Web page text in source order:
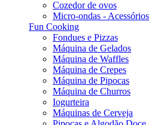
Cozedor de ovos
Micro-ondas - Acessórios
Fun Cooking
Fondues e Pizzas
Máquina de Gelados
Máquina de Waffles
Máquina de Crepes
Máquina de Pipocas
Máquina de Churros
Iogurteira
Máquinas de Cerveja